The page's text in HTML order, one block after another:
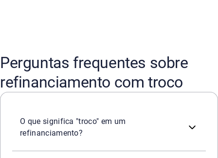
Perguntas frequentes sobre
refinanciamento com troco
O que significa "troco" em um
refinanciamento?